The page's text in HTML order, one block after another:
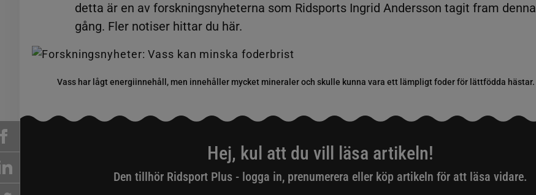
detta är en av forskningsnyheterna som Ridsports Ingrid Andersson tagit fram denna
gång. Fler notiser hittar du här.
Vass har lågt energiinnehåll, men innehåller mycket mineraler och skulle kunna vara ett lämpligt foder för lättfödda hästar.
Hej, kul att du vill läsa artikeln!
Den tillhör Ridsport Plus - logga in, prenumerera eller köp artikeln för att läsa vidare.